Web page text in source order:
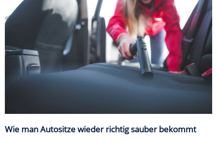
Wie man Autositze wieder richtig sauber bekommt